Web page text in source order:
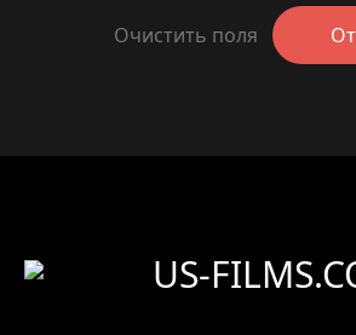
Очистить поля
US-